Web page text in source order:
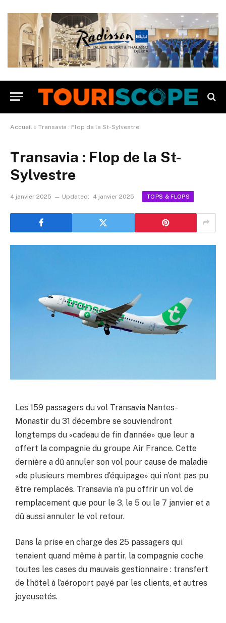
Accueil » Transavia : Flop de la St-Sylvestre
Transavia : Flop de la St-
Sylvestre
4 janvier 2025 Updated: 4 janvier 2025 TOPS & FLOPS
Les 159 passagers du vol Transavia Nantes-
Monastir du 31 décembre se souviendront
longtemps du «cadeau de fin d’année» que leur a
offert la compagnie du groupe Air France. Cette
dernière a dû annuler son vol pour cause de maladie
«de plusieurs membres d’équipage» qui n’ont pas pu
être remplacés. Transavia n’a pu offrir un vol de
remplacement que pour le 3, le 5 ou le 7 janvier et a
dû aussi annuler le vol retour.
Dans la prise en charge des 25 passagers qui
tenaient quand même à partir, la compagnie coche
toutes les cases du mauvais gestionnaire : transfert
de l’hôtel à l’aéroport payé par les clients, et autres
joyeusetés.